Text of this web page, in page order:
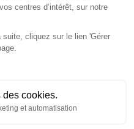
centres d’intérêt, sur notre
cliquez sur le lien 'Gérer
cookies.
et automatisation
parc grillagé
349,59 €